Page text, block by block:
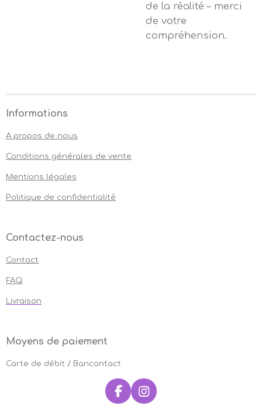
de la réalité – merci
de votre
compréhension.
Informations
A propos de nous
Conditions générales de vente
Mentions légales
Politique de confidentialité
Contactez-nous
Contact
FAQ
Livraison
Moyens de paiement
Carte de débit / Bancontact
F
I